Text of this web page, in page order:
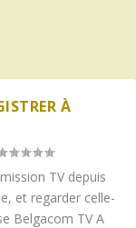
À
TV depuis
et regarder celle-
Belgacom TV A